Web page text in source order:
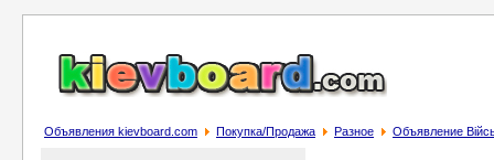
Объявления kievboard.com Покупка/Продажа Разное Объявление